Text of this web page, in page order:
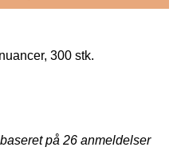
300 stk.
på 26 anmeldelser